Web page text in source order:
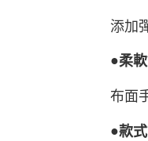
添加
●柔
布面
●款